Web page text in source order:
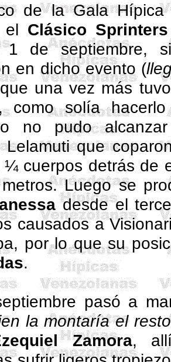
de la Gala
el Clásico
1 de septiembre,
en dicho evento (
una vez más
como solía
no pudo
Lelamutique
cuerpos detrás de
Luego se
desde el
causados a
por lo que su
.
pasó a
la montaría el
Zamora,